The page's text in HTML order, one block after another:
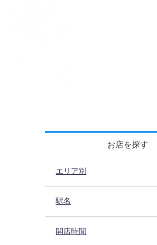
お店を探す
エリア別
駅名
開店時間